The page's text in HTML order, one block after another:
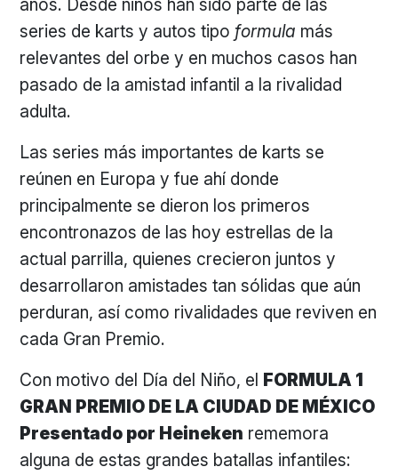
años. Desde niños han sido parte de las
series de karts y autos tipo formula más
relevantes del orbe y en muchos casos han
pasado de la amistad infantil a la rivalidad
adulta.
Las series más importantes de karts se
reúnen en Europa y fue ahí donde
principalmente se dieron los primeros
encontronazos de las hoy estrellas de la
actual parrilla, quienes crecieron juntos y
desarrollaron amistades tan sólidas que aún
perduran, así como rivalidades que reviven en
cada Gran Premio.
Con motivo del Día del Niño, el FORMULA 1
GRAN PREMIO DE LA CIUDAD DE MÉXICO
Presentado por Heineken rememora
alguna de estas grandes batallas infantiles: